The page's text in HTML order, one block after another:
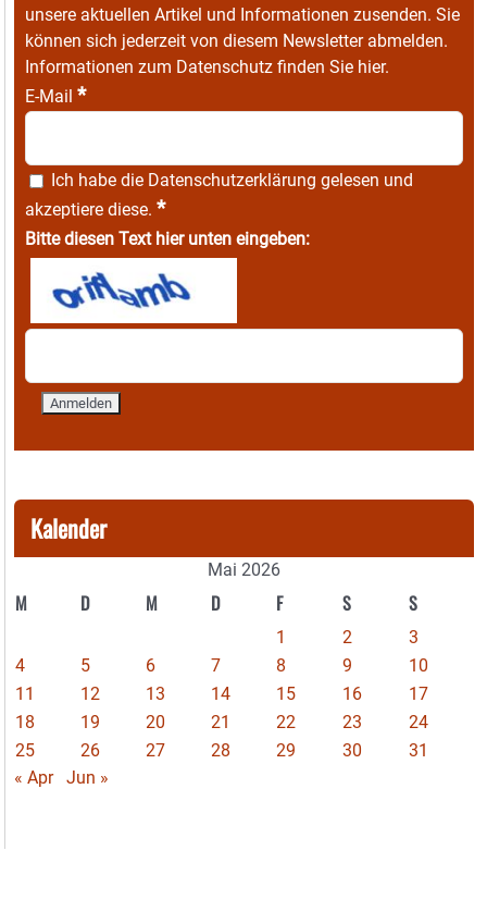
unsere aktuellen Artikel und Informationen zusenden. Sie
können sich jederzeit von diesem Newsletter abmelden.
Informationen zum Datenschutz finden Sie hier.
E-Mail *
Ich habe die Datenschutzerklärung gelesen und
akzeptiere diese. *
Bitte diesen Text hier unten eingeben:
Kalender
Mai 2026
M D M D F S S
1 2
3
4
5 6 7 8 9
10
11
12 13 14 15 16
17
18
19 20 21 22 23
24
25
26 27 28 29 30
31
« Apr
Jun »